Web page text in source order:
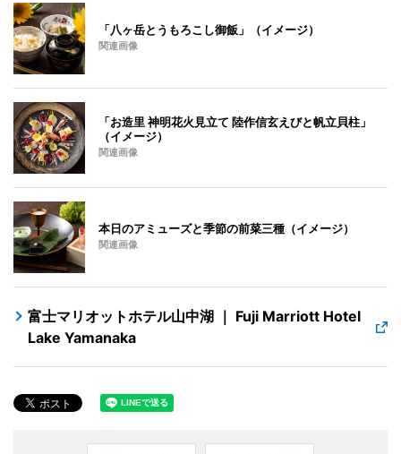
「八ヶ岳とうもろこし御飯」（イメージ）
関連画像
「お造里 神明花火見立て 陸作信玄えびと帆立貝柱」
（イメージ）
関連画像
本日のアミューズと季節の前菜三種（イメージ）
関連画像
富士マリオットホテル山中湖 ｜ Fuji Marriott Hotel
Lake Yamanaka